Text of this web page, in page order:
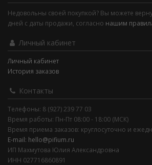
Недовольны своей покупкой? Вы можете
дней с даты продажи, согласно нашим
Личный кабинет
Личный кабинет
История заказов
Контакты
Телефоны: 8 (927) 239 77 03
Время работы: Пн-Пт 08:00 - 18:00 (МСК)
Время приема заказов: круглосуточно и
E-mail: hello@pifium.ru
ИП Махмутова Юлия Александровна
ИНН 027716860891